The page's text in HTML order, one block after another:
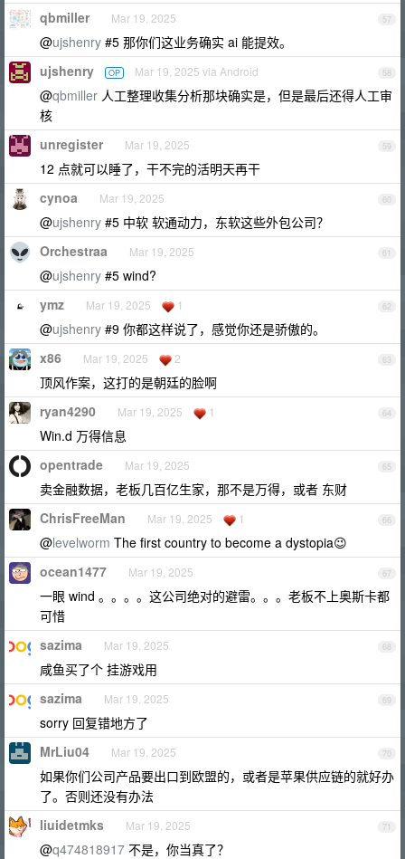
57
qbmiller Mar 19, 2025
@ujshenry #5 那你们这业务确实 ai 能提效。
58
ujshenry OP Mar 19, 2025 via Android
@qbmiller 人工整理收集分析那块确实是，但是最后还得人工审
核
59
unregister Mar 19, 2025
12 点就可以睡了，干不完的活明天再干
60
cynoa Mar 19, 2025
@ujshenry #5 中软 软通动力，东软这些外包公司？
61
Orchestraa Mar 19, 2025
@ujshenry #5 wind?
62
ymz Mar 19, 2025 1
@ujshenry #9 你都这样说了，感觉你还是骄傲的。
63
x86 Mar 19, 2025 2
顶风作案，这打的是朝廷的脸啊
64
ryan4290 Mar 19, 2025 1
Win.d 万得信息
65
opentrade Mar 19, 2025
卖金融数据，老板几百亿生家，那不是万得，或者 东财
66
ChrisFreeMan Mar 19, 2025 1
@levelworm The first country to become a dystopia😉
67
ocean1477 Mar 19, 2025
一眼 wind 。。。。这公司绝对的避雷。。。老板不上奥斯卡都
可惜
68
sazima Mar 19, 2025
咸鱼买了个 挂游戏用
69
sazima Mar 19, 2025
sorry 回复错地方了
70
MrLiu04 Mar 19, 2025
如果你们公司产品要出口到欧盟的，或者是苹果供应链的就好办
了。否则还没有办法
71
liuidetmks Mar 19, 2025
@q474818917 不是，你当真了？